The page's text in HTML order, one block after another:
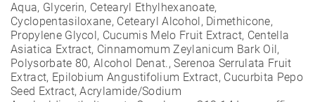
Aqua, Glycerin, Cetearyl Ethylhexanoate,
Cyclopentasiloxane, Cetearyl Alcohol, Dimethicone,
Propylene Glycol, Cucumis Melo Fruit Extract, Centella
Asiatica Extract, Cinnamomum Zeylanicum Bark Oil,
Polysorbate 80, Alcohol Denat., Serenoa Serrulata Fruit
Extract, Epilobium Angustifolium Extract, Cucurbita Pepo
Seed Extract, Acrylamide/Sodium